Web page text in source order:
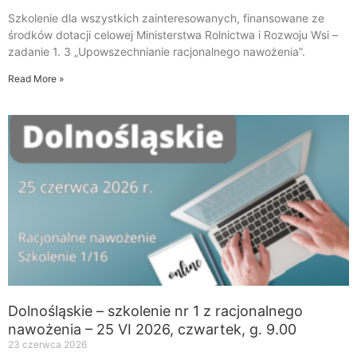
Szkolenie dla wszystkich zainteresowanych, finansowane ze
środków dotacji celowej Ministerstwa Rolnictwa i Rozwoju Wsi –
zadanie 1. 3 „Upowszechnianie racjonalnego nawożenia”.
Read More »
Dolnośląskie – szkolenie nr 1 z racjonalnego
nawożenia – 25 VI 2026, czwartek, g. 9.00
23 czerwca 2026